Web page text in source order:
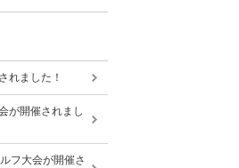
れました！
が開催されまし
フ大会が開催さ